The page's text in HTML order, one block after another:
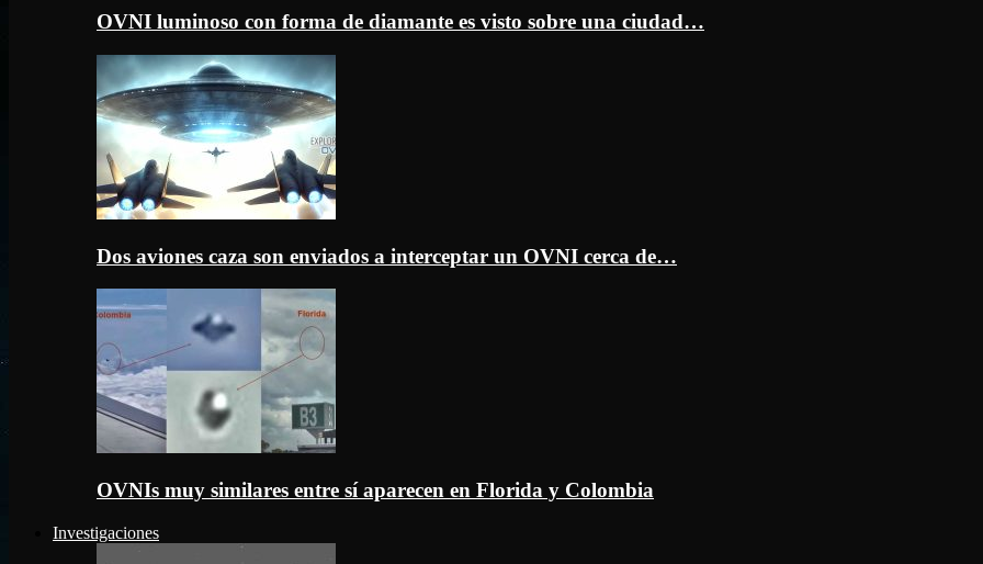
OVNI luminoso con forma de diamante es visto sobre una ciudad…
Dos aviones caza son enviados a interceptar un OVNI cerca de…
OVNIs muy similares entre sí aparecen en Florida y Colombia
Investigaciones